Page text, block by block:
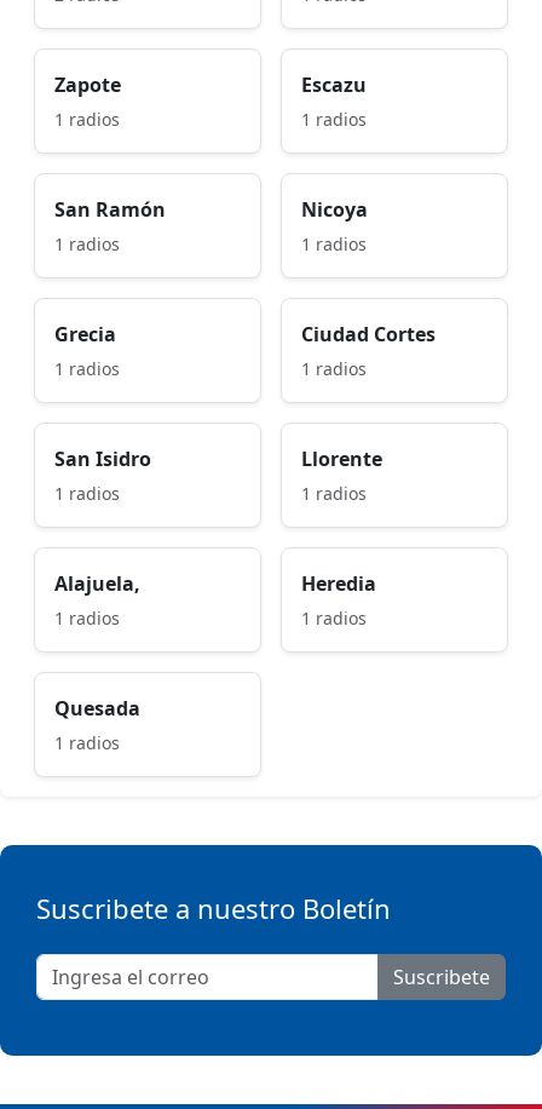
Zapote
1 radios
Escazu
1 radios
San Ramón
1 radios
Nicoya
1 radios
Grecia
1 radios
Ciudad Cortes
1 radios
San Isidro
1 radios
Llorente
1 radios
Alajuela,
1 radios
Heredia
1 radios
Quesada
1 radios
Suscribete a nuestro Boletín
Suscribete